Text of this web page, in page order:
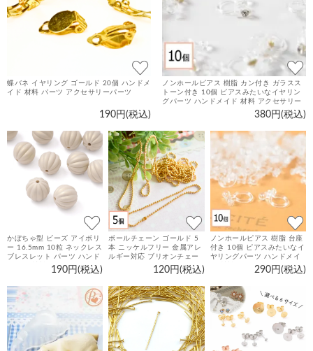
蝶バネ イヤリング ゴールド 20個 ハンドメ
イド 材料 パーツ アクセサリーパーツ
190円(税込)
ノンホールピアス 樹脂 カン付き ガラスス
トーン付き 10個 ピアスみたいなイヤリン
グパーツ ハンドメイド 材料 アクセサリー
380円(税込)
かぼちゃ型 ビーズ アイボリ
ー 16.5mm 10粒 ネックレス
ブレスレット パーツ ハンド
メイド 材料 アクセサリーパ
190円(税込)
ボールチェーン ゴールド 5
本 ニッケルフリー 金属アレ
ルギー対応 ブリオンチェー
ン ネックレス ブレスレット
ストラップ パーツ 素材 アク
120円(税込)
ノンホールピアス 樹脂 台座
付き 10個 ピアスみたいなイ
ヤリングパーツ ハンドメイ
ド 材料 アクセサリーパーツ
290円(税込)